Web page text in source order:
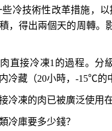
冷技術性改革措施，以
，得出兩個天的周轉。
直接冷凍1的過程。分
冷藏（20小時， -15℃的
冷凍的肉已被廣泛使用
冷庫要多少錢？